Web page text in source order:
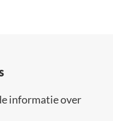
informatie over